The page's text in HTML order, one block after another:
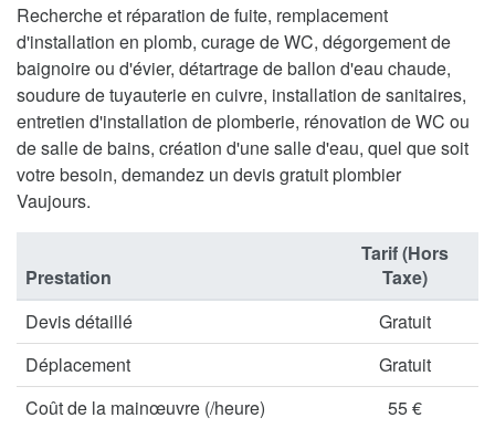
Recherche et réparation de fuite, remplacement
d'installation en plomb, curage de WC, dégorgement de
baignoire ou d'évier, détartrage de ballon d'eau chaude,
soudure de tuyauterie en cuivre, installation de sanitaires,
entretien d'installation de plomberie, rénovation de WC ou
de salle de bains, création d'une salle d'eau, quel que soit
votre besoin, demandez un devis gratuit plombier
Vaujours.
Prestation
Tarif (Hors
Taxe)
Devis détaillé
Gratuit
Déplacement
Gratuit
Coût de la mainœuvre (/heure)
55 €